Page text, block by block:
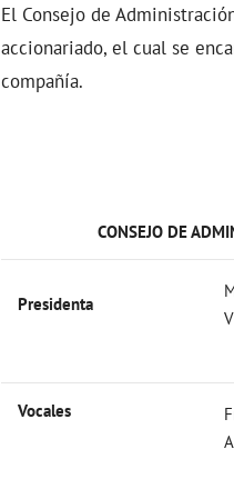
El Consejo de
accionariado, el cual se
compañía.
CONSEJO DE
Presidenta
Vocales